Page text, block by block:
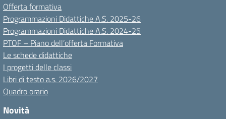
Offerta formativa
Programmazioni Didattiche A.S. 2025-26
Programmazioni Didattiche A.S. 2024-25
PTOF – Piano dell’offerta Formativa
Le schede didattiche
I progetti delle classi
Libri di testo a.s. 2026/2027
Quadro orario
Novità